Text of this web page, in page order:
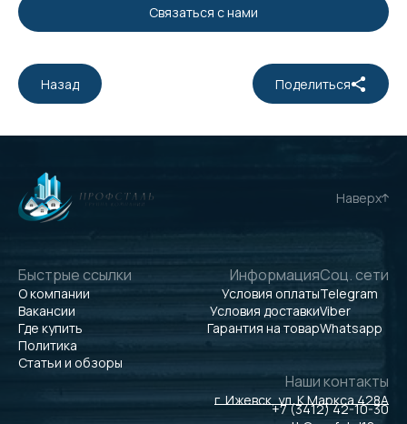
Связаться с нами
Назад Поделиться
Наверх
Быстрые ссылки
О компании
Вакансии
Где купить
Политика
Статьи и обзоры
Информация
Условия оплаты
Условия доставки
Гарантия на товар
Соц. сети
Telegram
Viber
Whatsapp
Наши контакты
г. Ижевск, ул. К.Маркса 428А
+7 (3412) 42-10-30